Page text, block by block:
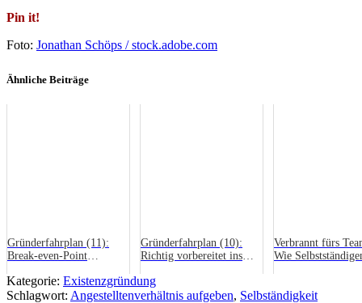
Pin it!
Foto: Jonathan Schöps / stock.adobe.com
Ähnliche Beiträge
Gründerfahrplan (11):
Break-even-Point
Gründerfahrplan (10):
Richtig vorbereitet ins
Verbrannt fürs
Wie
Kategorie: Existenzgründung
Schlagwort: Angestelltenverhältnis aufgeben, Selbständigkeit